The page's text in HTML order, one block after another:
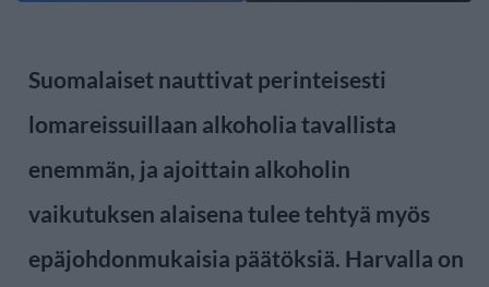
Suomalaiset nauttivat perinteisesti
lomareissuillaan alkoholia tavallista
enemmän, ja ajoittain alkoholin
vaikutuksen alaisena tulee tehtyä myös
epäjohdonmukaisia päätöksiä. Harvalla on